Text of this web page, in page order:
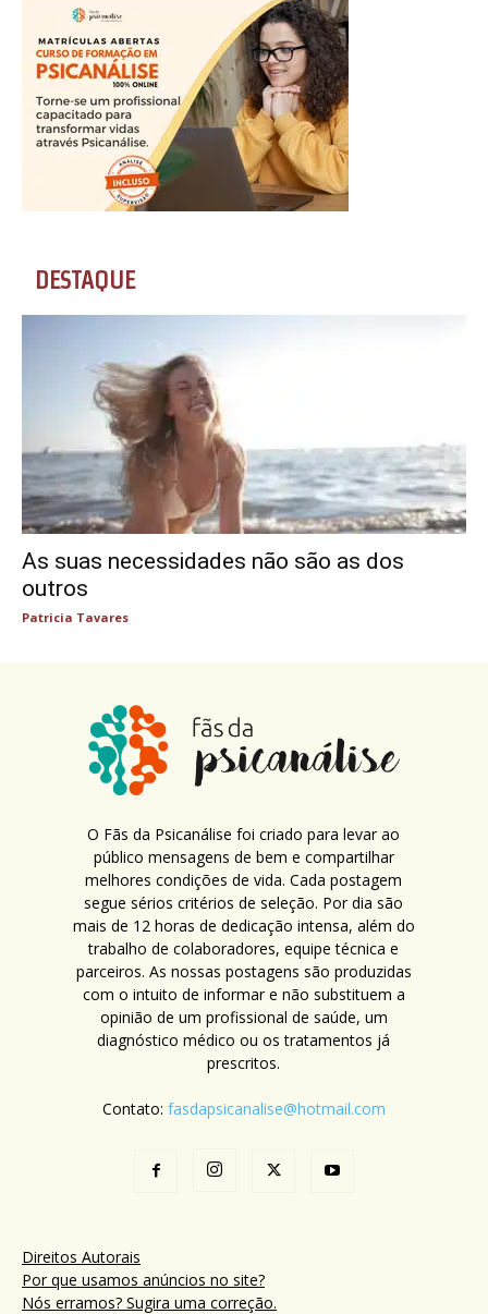
DESTAQUE
As suas necessidades não são as dos
outros
Patricia Tavares
O Fãs da Psicanálise foi criado para levar ao
público mensagens de bem e compartilhar
melhores condições de vida. Cada postagem
segue sérios critérios de seleção. Por dia são
mais de 12 horas de dedicação intensa, além do
trabalho de colaboradores, equipe técnica e
parceiros. As nossas postagens são produzidas
com o intuito de informar e não substituem a
opinião de um profissional de saúde, um
diagnóstico médico ou os tratamentos já
prescritos.
Contato: fasdapsicanalise@hotmail.com
Direitos Autorais
Por que usamos anúncios no site?
Nós erramos? Sugira uma correção.